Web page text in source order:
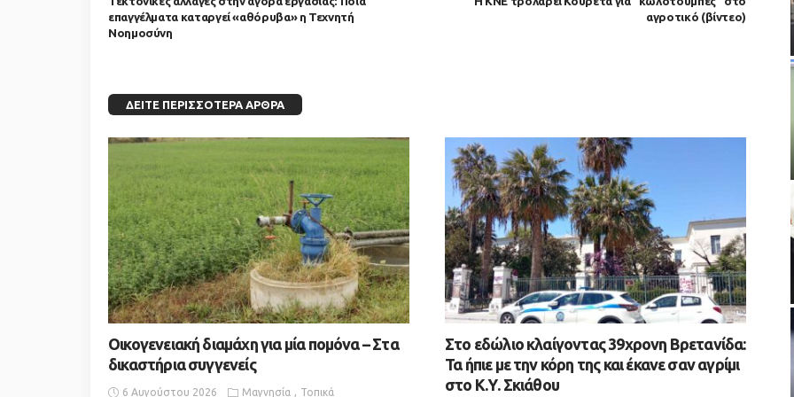
επαγγέλματα καταργεί «αθόρυβα» η Τεχνητή
Νοημοσύνη
αγροτικό (βίντεο)
ΔΕΊΤΕ ΠΕΡΙΣΣΌΤΕΡΑ ΆΡΘΡΑ
Οικογενειακή διαμάχη για μία πομόνα – Στα
δικαστήρια συγγενείς
6 Αυγούστου 2026 Μαγνησία Τοπικά
Στο εδώλιο κλαίγοντας 39χρονη Βρετανίδα:
Τα ήπιε με την κόρη της και έκανε σαν αγρίμι
στο Κ.Υ. Σκιάθου